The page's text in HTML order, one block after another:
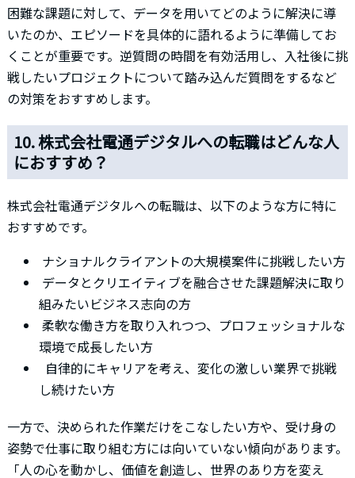
困難な課題に対して、データを用いてどのように解決に導
いたのか、エピソードを具体的に語れるように準備してお
くことが重要です。逆質問の時間を有効活用し、入社後に挑
戦したいプロジェクトについて踏み込んだ質問をするなど
の対策をおすすめします。
10. 株式会社電通デジタルへの転職はどんな人
におすすめ？
株式会社電通デジタルへの転職は、以下のような方に特に
おすすめです。
ナショナルクライアントの大規模案件に挑戦したい方
データとクリエイティブを融合させた課題解決に取り
組みたいビジネス志向の方
柔軟な働き方を取り入れつつ、プロフェッショナルな
環境で成長したい方
自律的にキャリアを考え、変化の激しい業界で挑戦
し続けたい方
一方で、決められた作業だけをこなしたい方や、受け身の
姿勢で仕事に取り組む方には向いていない傾向があります。
「人の心を動かし、価値を創造し、世界のあり方を変え